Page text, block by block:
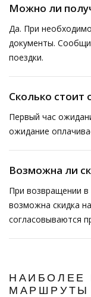
Можно ли
Да. При
документы.
поездки.
Сколько стоит
Первый час
ожидание
Возможна ли
При возвращении
возможна скидка
согласовываются
НАИБОЛЕЕ
МАРШРУТЫ